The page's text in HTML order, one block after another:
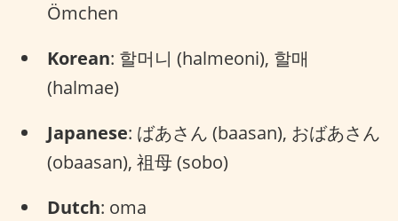
Ömchen
Korean: 할머니 (halmeoni), 할매
(halmae)
Japanese: ばあさん (baasan), おばあさん
(obaasan), 祖母 (sobo)
Dutch: oma